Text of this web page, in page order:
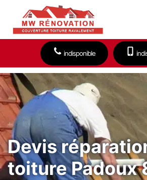
indisponible
Devis
toiture Padoux